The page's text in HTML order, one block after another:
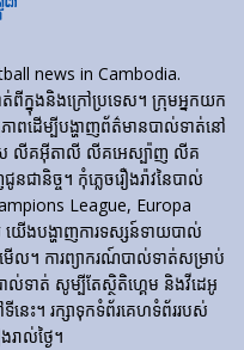
news in Cambodia.
ពី​ក្នុង​និង​ក្រៅ​ប្រទេស។ ក្រុមអ្នកយក
ពដើម្បីបង្ហាញព័ត៌មានបាល់ទាត់នៅ
េស លីគអ៊ីតាលី លីគអេស្ប៉ាញ លីគ
ានិច្ច។ កុំភ្លេចរឿងរ៉ាវនៃបាល់
League, Europa
ើងបង្ហាញការទស្សន៍ទាយបាល់
ល។ ការព្យាករណ៍បាល់ទាត់សម្រាប់
ល់ទាត់ សូម្បីតែស្ថិតិហ្គេម និងវីដេអូ
ះ។ រក្សាទុកទំព័រគេហទំព័ររបស់
ាល់ថ្ងៃ។